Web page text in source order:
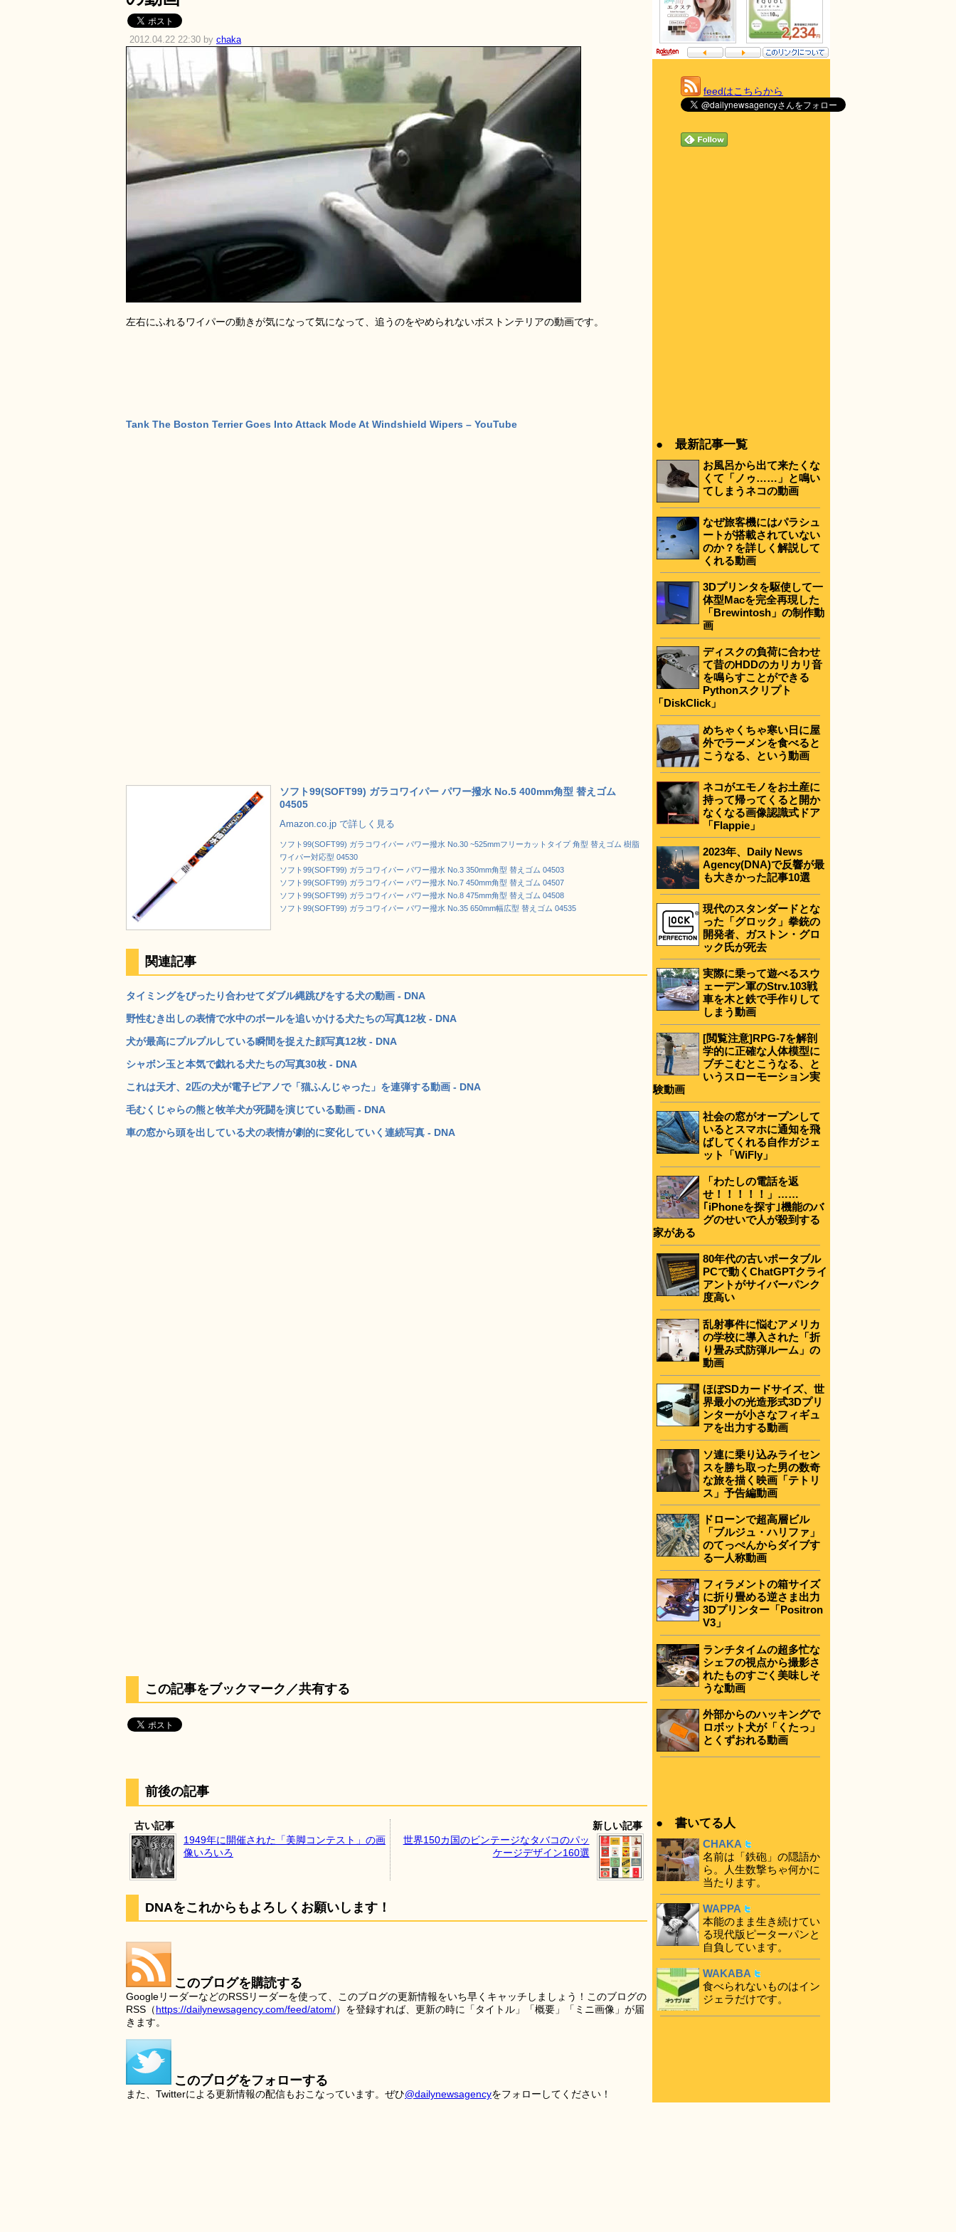
2012.04.22 22:30 by chaka
左右にふれるワイパーの動きが気になって気になって、追うのをやめられないボストンテリアの動画です。
Tank The Boston Terrier Goes Into Attack Mode At Windshield Wipers – YouTube
ソフト99(SOFT99) ガラコワイパー パワー撥水 No.5 400mm角型 替えゴム
04505
Amazon.co.jp で詳しく見る
ソフト99(SOFT99) ガラコワイパー パワー撥水 No.30 ~525mmフリーカットタイプ 角型 替えゴム 樹脂
ワイパー対応型 04530
ソフト99(SOFT99) ガラコワイパー パワー撥水 No.3 350mm角型 替えゴム 04503
ソフト99(SOFT99) ガラコワイパー パワー撥水 No.7 450mm角型 替えゴム 04507
ソフト99(SOFT99) ガラコワイパー パワー撥水 No.8 475mm角型 替えゴム 04508
ソフト99(SOFT99) ガラコワイパー パワー撥水 No.35 650mm幅広型 替えゴム 04535
関連記事
タイミングをぴったり合わせてダブル縄跳びをする犬の動画 - DNA
野性むき出しの表情で水中のボールを追いかける犬たちの写真12枚 - DNA
犬が最高にプルプルしている瞬間を捉えた顔写真12枚 - DNA
シャボン玉と本気で戯れる犬たちの写真30枚 - DNA
これは天才、2匹の犬が電子ピアノで「猫ふんじゃった」を連弾する動画 - DNA
毛むくじゃらの熊と牧羊犬が死闘を演じている動画 - DNA
車の窓から頭を出している犬の表情が劇的に変化していく連続写真 - DNA
この記事をブックマーク／共有する
前後の記事
古い記事
1949年に開催された「美脚コンテスト」の画
像いろいろ
新しい記事
世界150カ国のビンテージなタバコのパッ
ケージデザイン160選
DNAをこれからもよろしくお願いします！
このブログを購読する
GoogleリーダーなどのRSSリーダーを使って、このブログの更新情報をいち早くキャッチしましょう！このブログの
RSS（https://dailynewsagency.com/feed/atom/）を登録すれば、更新の時に「タイトル」「概要」「ミニ画像」が届
きます。
このブログをフォローする
また、Twitterによる更新情報の配信もおこなっています。ぜひ@dailynewsagencyをフォローしてください！
feedはこちらから
● 最新記事一覧
お風呂から出て来たくな
くて「ノゥ……」と鳴い
てしまうネコの動画
なぜ旅客機にはパラシュ
ートが搭載されていない
のか？を詳しく解説して
くれる動画
3Dプリンタを駆使して一
体型Macを完全再現した
「Brewintosh」の制作動
画
ディスクの負荷に合わせ
て昔のHDDのカリカリ音
を鳴らすことができる
Pythonスクリプト
「DiskClick」
めちゃくちゃ寒い日に屋
外でラーメンを食べると
こうなる、という動画
ネコがエモノをお土産に
持って帰ってくると開か
なくなる画像認識式ドア
「Flappie」
2023年、Daily News
Agency(DNA)で反響が最
も大きかった記事10選
現代のスタンダードとな
った「グロック」拳銃の
開発者、ガストン・グロ
ック氏が死去
実際に乗って遊べるスウ
ェーデン軍のStrv.103戦
車を木と鉄で手作りして
しまう動画
[閲覧注意]RPG-7を解剖
学的に正確な人体模型に
ブチこむとこうなる、と
いうスローモーション実
験動画
社会の窓がオープンして
いるとスマホに通知を飛
ばしてくれる自作ガジェ
ット「WiFly」
「わたしの電話を返
せ！！！！！」……
｢iPhoneを探す｣機能のバ
グのせいで人が殺到する
家がある
80年代の古いポータブル
PCで動くChatGPTクライ
アントがサイバーパンク
度高い
乱射事件に悩むアメリカ
の学校に導入された「折
り畳み式防弾ルーム」の
動画
ほぼSDカードサイズ、世
界最小の光造形式3Dプリ
ンターが小さなフィギュ
アを出力する動画
ソ連に乗り込みライセン
スを勝ち取った男の数奇
な旅を描く映画「テトリ
ス」予告編動画
ドローンで超高層ビル
「ブルジュ・ハリファ」
のてっぺんからダイブす
る一人称動画
フィラメントの箱サイズ
に折り畳める逆さま出力
3Dプリンター「Positron
V3」
ランチタイムの超多忙な
シェフの視点から撮影さ
れたものすごく美味しそ
うな動画
外部からのハッキングで
ロボット犬が「くたっ」
とくずおれる動画
● 書いてる人
CHAKA
名前は「鉄砲」の隠語か
ら。人生数撃ちゃ何かに
当たります。
WAPPA
本能のまま生き続けてい
る現代版ピーターパンと
自負しています。
WAKABA
食べられないものはイン
ジェラだけです。